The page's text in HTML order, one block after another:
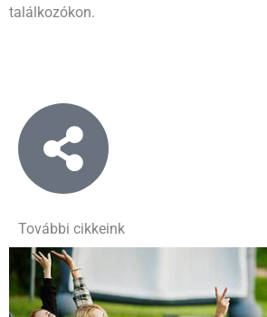
találkozókon.
További cikkeink